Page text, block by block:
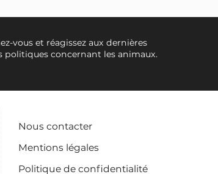
vous et réagissez aux dernières
politiques concernant les animaux.
Nous contacter
Mentions légales
Politique de confidentialité